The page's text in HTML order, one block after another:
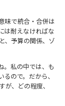
味で統合・合併は
は耐えなければな
、予算の関係、ゾ
。私の中では、も
ので。だから、
が、どの程度、